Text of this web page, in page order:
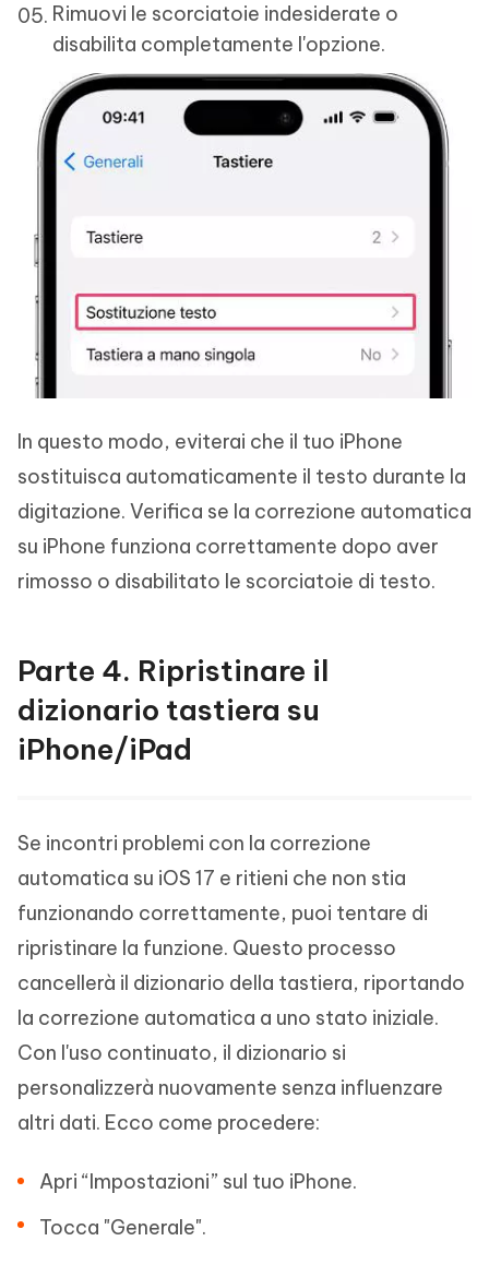
Rimuovi le scorciatoie indesiderate o
disabilita completamente l'opzione.
In questo modo, eviterai che il tuo iPhone
sostituisca automaticamente il testo durante la
digitazione. Verifica se la correzione automatica
su iPhone funziona correttamente dopo aver
rimosso o disabilitato le scorciatoie di testo.
Parte 4. Ripristinare il
dizionario tastiera su
iPhone/iPad
Se incontri problemi con la correzione
automatica su iOS 17 e ritieni che non stia
funzionando correttamente, puoi tentare di
ripristinare la funzione. Questo processo
cancellerà il dizionario della tastiera, riportando
la correzione automatica a uno stato iniziale.
Con l'uso continuato, il dizionario si
personalizzerà nuovamente senza influenzare
altri dati. Ecco come procedere:
Apri “Impostazioni” sul tuo iPhone.
Tocca "Generale".